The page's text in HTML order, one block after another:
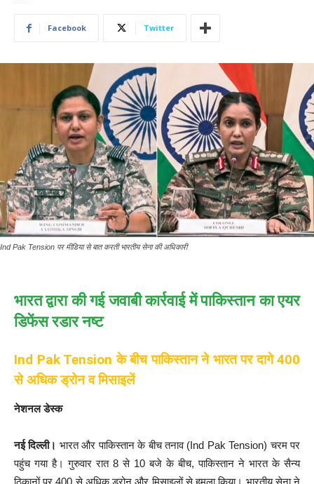
Facebook Twitter
Ind Pak Tension पर मीडिया से बात करती भारतीय सेना की अधिकारी
भारत द्वारा की गई जवाबी कार्रवाई में पाकिस्तान का एयर
डिफेंस रडार नष्ट
Ind Pak Tension के बीच पाकिस्तान ने भारत पर दागे 400
से अधिक ड्रोन व मिसाइलें
नेशनल डेस्क
नई दिल्ली। भारत और पाकिस्तान के बीच तनाव (Ind Pak Tension) चरम पर
पहुंच गया है। गुरुवार रात 8 से 10 बजे के बीच, पाकिस्तान ने भारत के सैन्य